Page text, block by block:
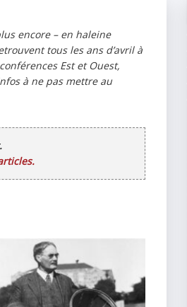
encore – en haleine
tous les ans d’avril à
Est et Ouest,
à ne pas mettre au